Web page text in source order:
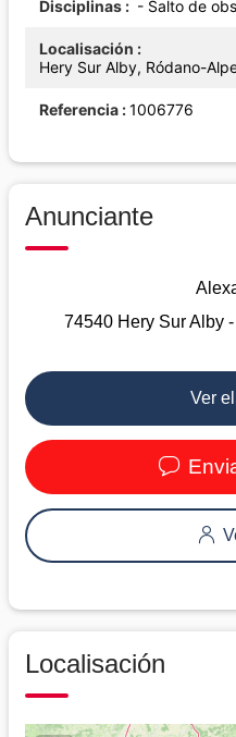
Disciplinas - Salto de
Localisación
Hery Sur Alby, Ródano-
Referencia 1006776
Anunciante
74540 Hery Sur Alby
Ver
Localisación